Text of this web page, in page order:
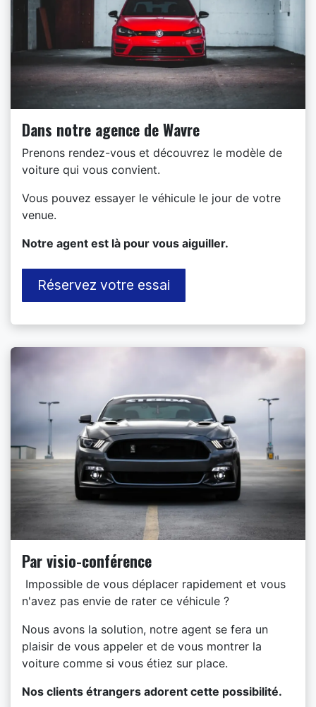
Dans notre agence de Wavre
Prenons rendez-vous et découvrez le modèle de
voiture qui vous convient.
Vous pouvez essayer le véhicule le jour de votre
venue.
​Notre agent est là pour vous aiguiller.
Réservez votre essai
Par visio-conférence
Impossible de vous déplacer rapidement et vous
n'avez pas envie de rater ce véhicule ?
Nous avons la solution, notre agent se fera un
plaisir de vous appeler et de vous montrer la
voiture comme si vous étiez sur place.
​Nos clients étrangers adorent cette possibilité.